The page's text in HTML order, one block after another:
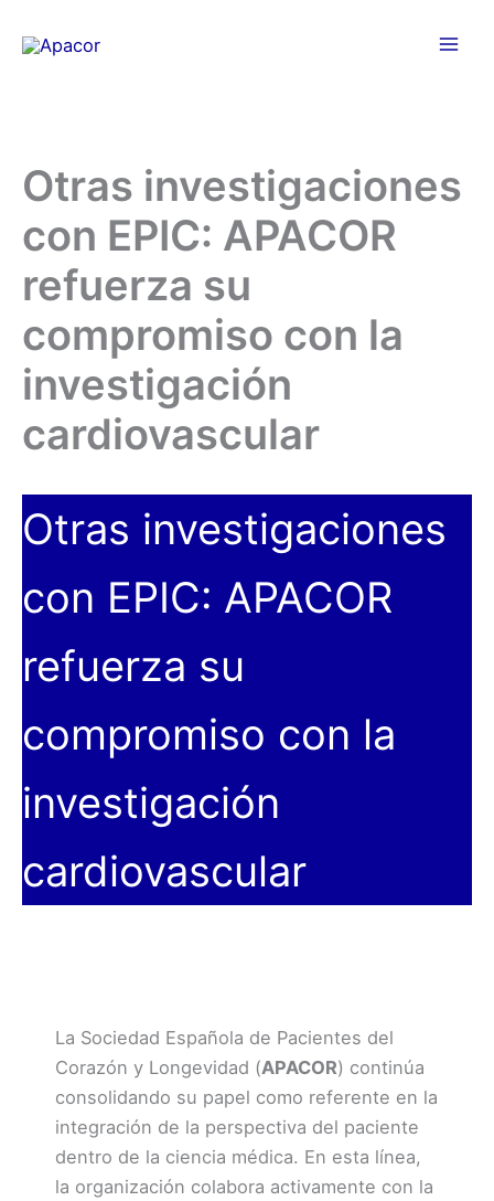
Otras investigaciones
con EPIC: APACOR
refuerza su
compromiso con la
investigación
cardiovascular
Otras investigaciones
con EPIC: APACOR
refuerza su
compromiso con la
investigación
cardiovascular
La Sociedad Española de Pacientes del
Corazón y Longevidad (APACOR) continúa
consolidando su papel como referente en la
integración de la perspectiva del paciente
dentro de la ciencia médica. En esta línea,
la organización colabora activamente con la